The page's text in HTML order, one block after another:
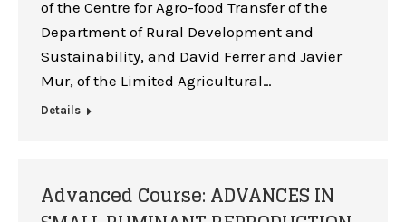
of the Centre for Agro-food Transfer of the
Department of Rural Development and
Sustainability, and David Ferrer and Javier
Mur, of the Limited Agricultural…
Details
Advanced Course: ADVANCES IN